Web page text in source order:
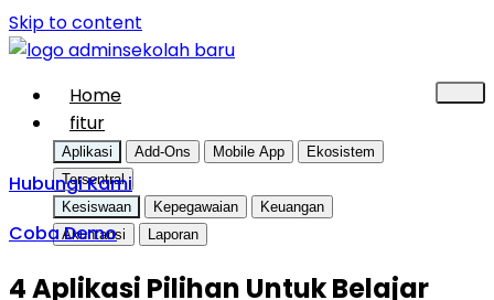
Skip to content
Home
fitur
Aplikasi Add-Ons Mobile App
Ekosistem
Tersentral
Kesiswaan
Kepegawaian
Keuangan
Akuntansi
Laporan
Hubungi Kami
Coba Demo
4 Aplikasi Pilihan Untuk Belajar